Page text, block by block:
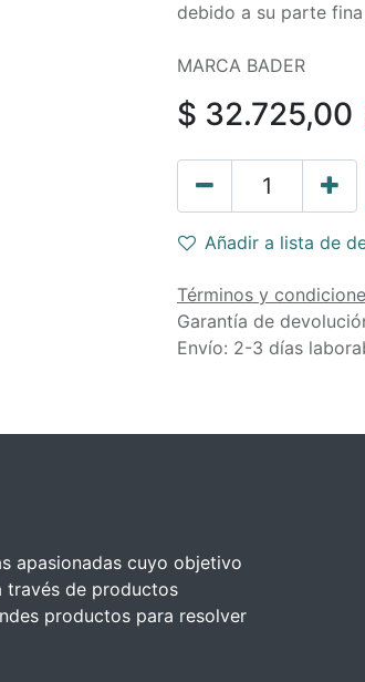
debido a su parte
MARCA BADER
$ 32.725,00
Añadir a lista de
Términos y
Garantía de
Envío: 2-3 días
apasionadas cuyo objetivo
través de productos
productos para resolver